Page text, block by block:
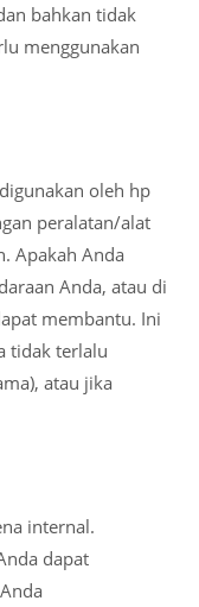
bahkan tidak
menggunakan
oleh hp
peralatan/alat
Apakah Anda
Anda, atau di
membantu. Ini
tidak terlalu
atau jika
internal.
dapat